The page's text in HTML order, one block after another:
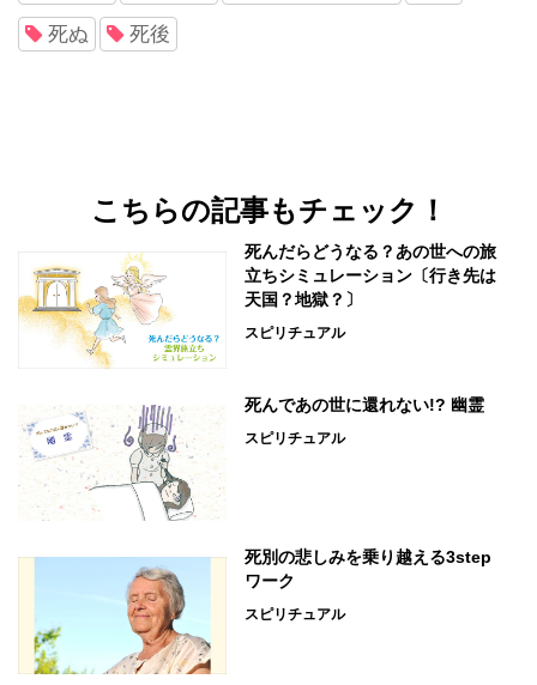
死ぬ 死後
こちらの記事もチェック！
死んだらどうなる？あの世への旅
立ちシミュレーション〔行き先は
天国？地獄？〕
スピリチュアル
死んであの世に還れない!? 幽霊
スピリチュアル
死別の悲しみを乗り越える3step
ワーク
スピリチュアル